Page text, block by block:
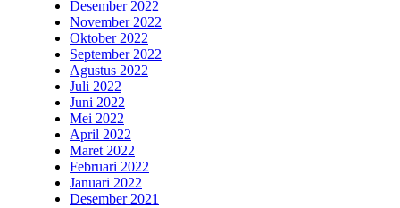
Desember 2022
November 2022
Oktober 2022
September 2022
Agustus 2022
Juli 2022
Juni 2022
Mei 2022
April 2022
Maret 2022
Februari 2022
Januari 2022
Desember 2021